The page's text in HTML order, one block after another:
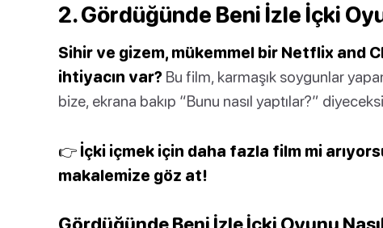
2. Gördüğünde Beni İzle İçki
Sihir ve gizem, mükemmel bir Netflix and
ihtiyacın var? Bu film, karmaşık soygunlar
bize, ekrana bakıp “Bunu nasıl yaptılar?”
👉 İçki içmek için daha fazla film mi
makalemize göz at!
Gördüğünde Beni İzle İçki Oyunu